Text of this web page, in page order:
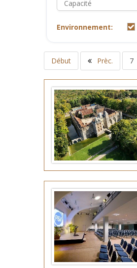
Environnement:
Début Prèc. 7